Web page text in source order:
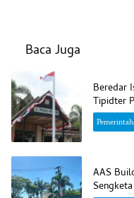
Baca Juga
Beredar
Tipidter
AAS